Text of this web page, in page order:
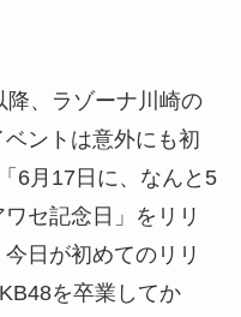
、ラゾーナ川崎の
ントは意外にも初
6月17日に、なんと5
セ記念日」をリリ
日が初めてのリリ
を卒業してか